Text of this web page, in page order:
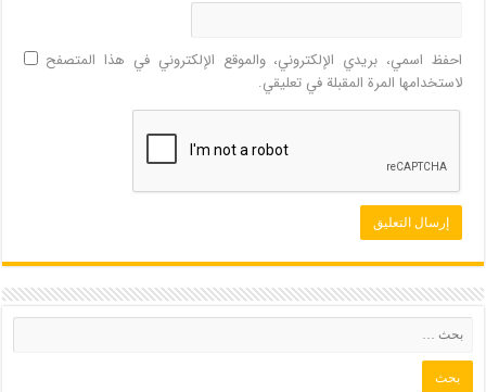
احفظ اسمي، بريدي الإلكتروني، والموقع الإلكتروني في هذا المتصفح
لاستخدامها المرة المقبلة في تعليقي.